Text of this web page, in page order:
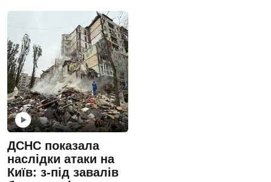
ДСНС показала
наслідки атаки на
Київ: з-під завалів